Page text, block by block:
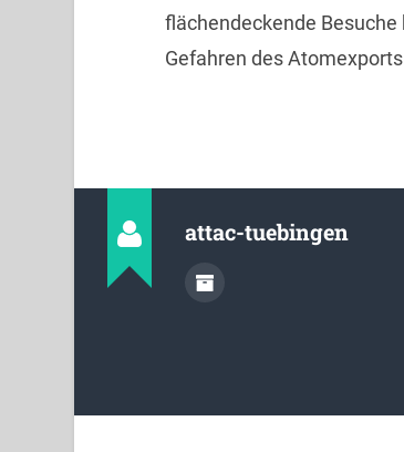
flächendeckende
Gefahren des
attac-tuebingen